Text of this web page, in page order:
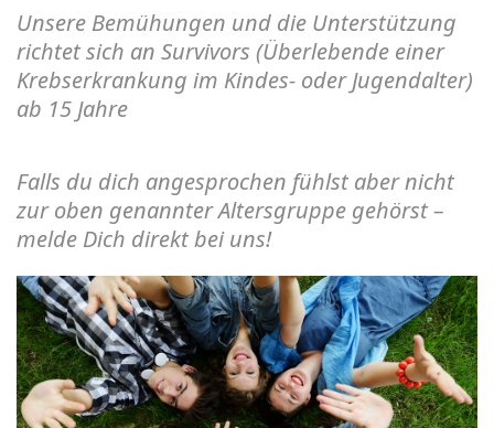
Unsere Bemühungen und die Unterstützung
richtet sich an Survivors (Überlebende einer
Krebserkrankung im Kindes- oder Jugendalter)
ab 15 Jahre
Falls du dich angesprochen fühlst aber nicht
zur oben genannter Altersgruppe gehörst –
melde Dich direkt bei uns!